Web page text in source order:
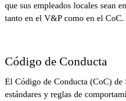
que sus empleados locales sean
tanto en el V&P como en el CoC.
Código de Conducta
El Código de Conducta (CoC) de
estándares y reglas de